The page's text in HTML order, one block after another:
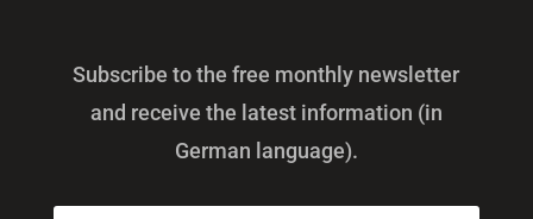
Subscribe to the free monthly newsletter
and receive the latest information (in
German language).